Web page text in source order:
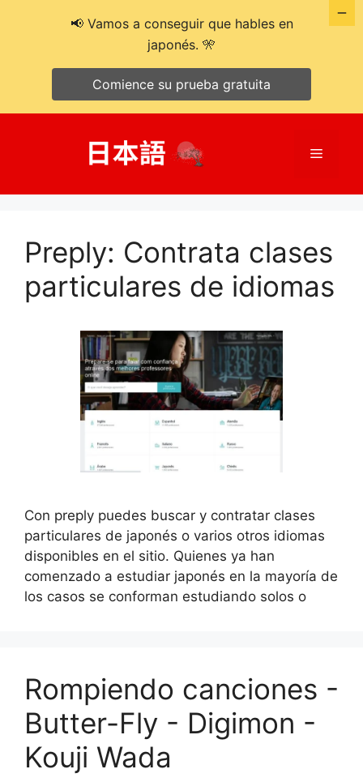
Menú
Preply: Contrata clases
particulares de idiomas
Con preply puedes buscar y contratar clases
particulares de japonés o varios otros idiomas
disponibles en el sitio. Quienes ya han
comenzado a estudiar japonés en la mayoría de
los casos se conforman estudiando solos o
Rompiendo canciones -
Butter-Fly - Digimon -
Kouji Wada
📢 Vamos a conseguir que hables en
japonés. 🎌
Comience su prueba gratuita